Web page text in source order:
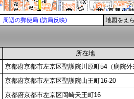
周辺の郵便局 (訪局反映) 地図をえ
所在地
京都府京都市左京区聖護院川原町54（病院
京都府京都市左京区聖護院山王町16-20
京都府京都市左京区岡崎天王町16